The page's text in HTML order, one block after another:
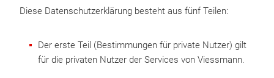
Diese Datenschutzerklärung besteht aus fünf Teilen:
Der erste Teil (Bestimmungen für private Nutzer) gilt
für die privaten Nutzer der Services von Viessmann.